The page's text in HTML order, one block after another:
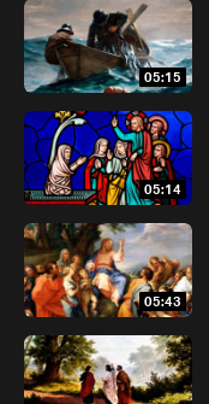
05:15
05:14
05:43